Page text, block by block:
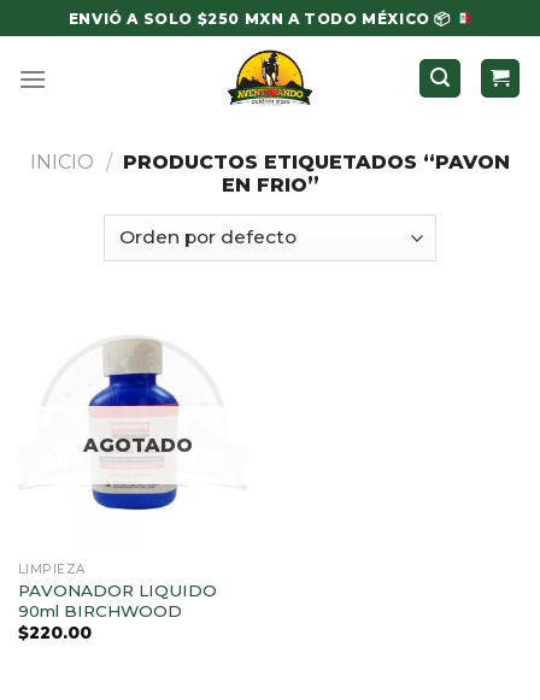
to
content
ENVIÓ A SOLO $250 MXN A TODO MÉXICO📦
INICIO / PRODUCTOS ETIQUETADOS “PAVON
EN FRIO”
AGOTADO
LIMPIEZA
PAVONADOR LIQUIDO
90ml BIRCHWOOD
$220.00